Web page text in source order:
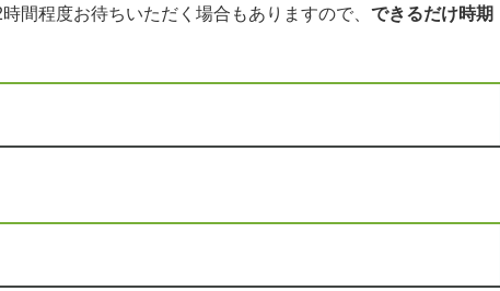
間程度お待ちいただく場合もありますので、 できるだけ時期